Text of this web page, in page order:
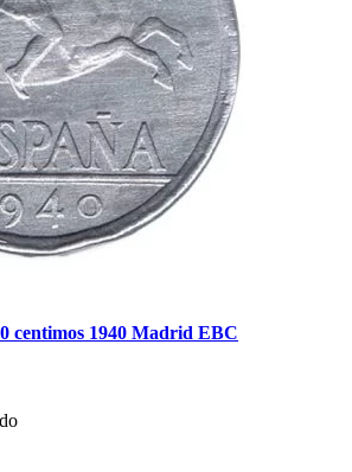
centimos 1940 Madrid EBC